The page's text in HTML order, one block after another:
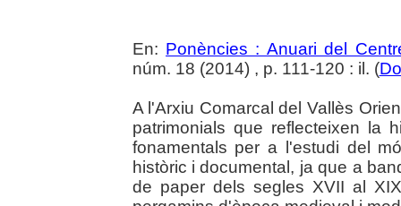
En: Ponències : Anuari del
núm. 18 (2014) , p. 111-120 : il. (
A l'Arxiu Comarcal del Vallès
patrimonials que reflecteixen la
fonamentals per a l'estudi del
històric i documental, ja que a
de paper dels segles XVII al